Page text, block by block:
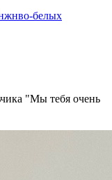
белых